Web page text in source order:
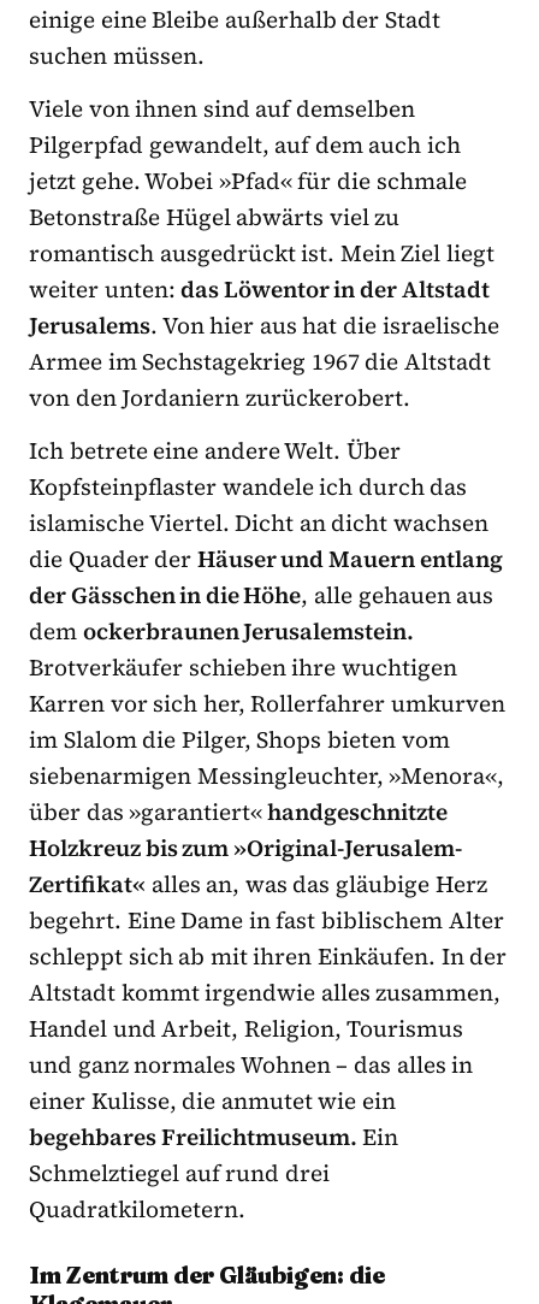
einige eine Bleibe außerhalb der Stadt
suchen müssen.
Viele von ihnen sind auf demselben
Pilgerpfad gewandelt, auf dem auch ich
jetzt gehe. Wobei »Pfad« für die schmale
Betonstraße Hügel abwärts viel zu
romantisch ausgedrückt ist. Mein Ziel liegt
weiter unten:das Löwentor in der Altstadt
Jerusalems. Von hier aus hat die israelische
Armee im Sechstagekrieg 1967 die Altstadt
von den Jordaniern zurückerobert.
Ich betrete eine andere Welt. Über
Kopfsteinpflaster wandele ich durch das
islamische Viertel. Dicht an dicht wachsen
die Quader derHäuser und Mauern entlang
der Gässchen in die Höhe, alle gehauen aus
demockerbraunen Jerusalemstein.
Brotverkäufer schieben ihre wuchtigen
Karren vor sich her, Rollerfahrer umkurven
im Slalom die Pilger, Shops bieten vom
siebenarmigen Messingleuchter, »Menora«,
über das »garantiert«handgeschnitzte
Holzkreuz bis zum »Original-Jerusalem-
Zertifikat« alles an, was das gläubige Herz
begehrt. Eine Dame in fast biblischem Alter
schleppt sich ab mit ihren Einkäufen. In der
Altstadt kommt irgendwie alles zusammen,
Handel und Arbeit, Religion, Tourismus
und ganz normales Wohnen – das alles in
einer Kulisse, die anmutet wie ein
begehbares Freilichtmuseum.Ein
Schmelztiegel auf rund drei
Quadratkilometern.
Im Zentrum der Gläubigen: die